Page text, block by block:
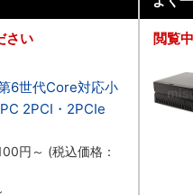
さい
6世代Core対応小
2PCI・2PCIe
円 ～ (税込価格：
閲覧